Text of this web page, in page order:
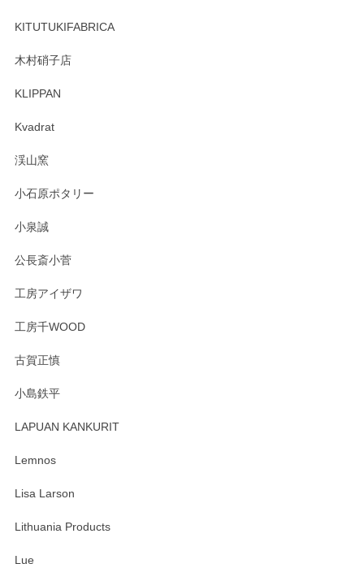
しくお願いいたします。
淡いグリーンのカラーがとても可愛いです❤️ ありがとうござ
す。 素敵な湯呑みでとても気に入りました。 発送も早く、
たm(_)m
います。無事に届いたようで安心いたしまし
KITUTUKIFABRICA
木村硝子店
KLIPPAN
Kvadrat
渓山窯
小石原ポタリー
小泉誠
公長斎小菅
工房アイザワ
工房千WOOD
古賀正慎
小島鉄平
LAPUAN KANKURIT
Lemnos
Lisa Larson
Lithuania Products
Lue